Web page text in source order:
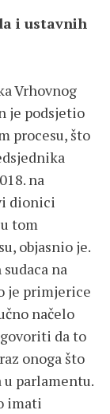
i ustavnih
Vrhovnog
je podsjetio
procesu, što
na
dionici
tom
objasnio je.
na
je primjerice
načelo
da to
onoga što
u parlamentu.
imati